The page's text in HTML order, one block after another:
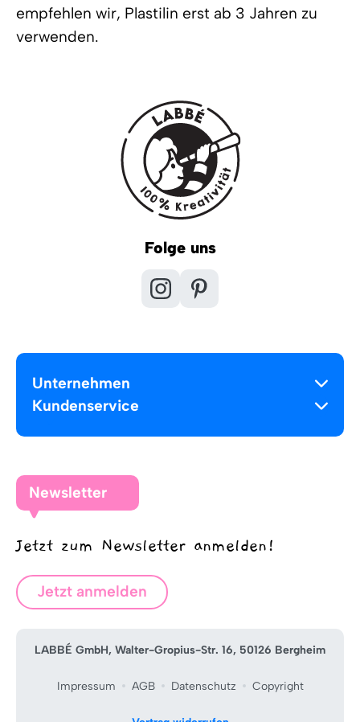
empfehlen wir, Plastilin erst ab 3 Jahren zu
verwenden.
Folge uns
Unternehmen
Kundenservice
Newsletter
Jetzt zum Newsletter anmelden!
Jetzt anmelden
LABBÉ GmbH, Walter-Gropius-Str. 16, 50126 Bergheim
Impressum AGB Datenschutz Copyright